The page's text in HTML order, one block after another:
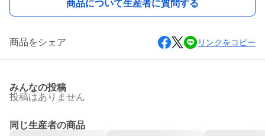
商品について生産者に質問する
商品をシェア リンクをコピー
みんなの投稿
投稿はありません
同じ生産者の商品